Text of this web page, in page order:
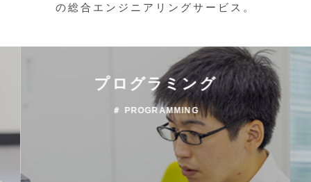
の総合エンジニアリングサービス。
プログラミング
＃ PROGRAMMING